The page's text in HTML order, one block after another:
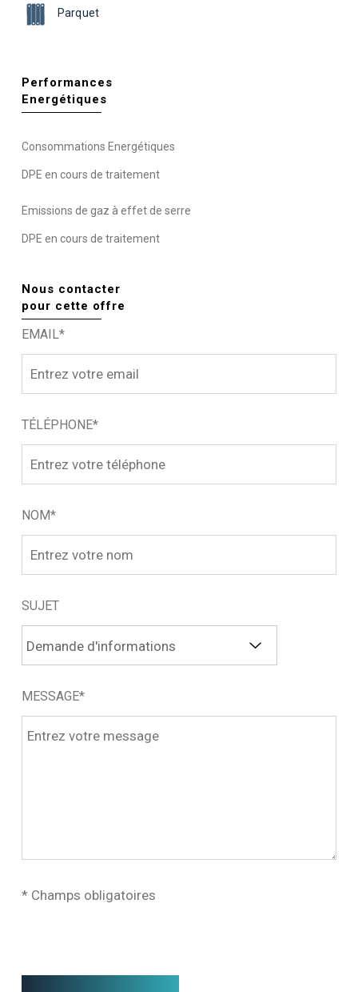
Parquet
Performances
Energétiques
Consommations Energétiques
DPE en cours de traitement
Emissions de gaz à effet de serre
DPE en cours de traitement
Nous contacter
pour cette offre
EMAIL*
TÉLÉPHONE*
NOM*
SUJET
MESSAGE*
* Champs obligatoires